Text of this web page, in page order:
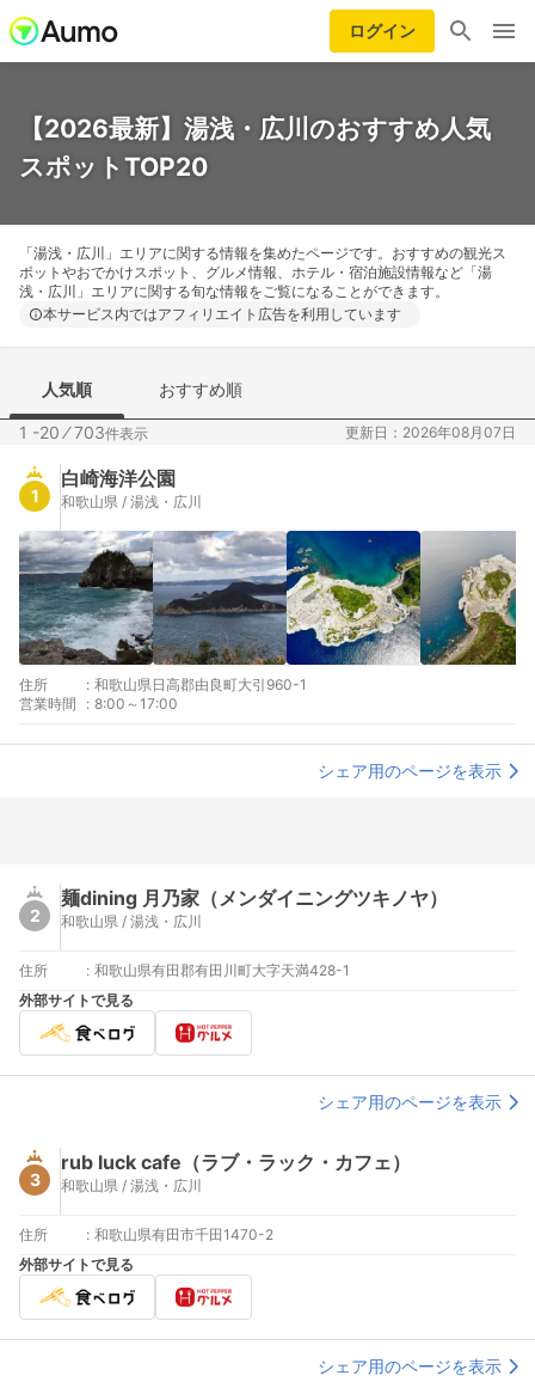
ログイン
【2026最新】湯浅・広川のおすすめ人気
スポットTOP20
「湯浅・広川」エリアに関する情報を集めたページです。おすすめの観光ス
ポットやおでかけスポット、グルメ情報、ホテル・宿泊施設情報など「湯
浅・広川」エリアに関する旬な情報をご覧になることができます。
本サービス内ではアフィリエイト広告を利用しています
人気順 おすすめ順
1 -20 ⁄703件表示 更新日：2026年08月07日
1
白崎海洋公園
和歌山県 / 湯浅・広川
住所 : 和歌山県日高郡由良町大引960-1
営業時間
: 8:00～17:00
シェア用のページを表示
2
麺dining 月乃家（メンダイニングツキノヤ）
和歌山県 / 湯浅・広川
住所 : 和歌山県有田郡有田川町大字天満428-1
外部サイトで見る
シェア用のページを表示
3
rub luck cafe（ラブ・ラック・カフェ）
和歌山県 / 湯浅・広川
住所 : 和歌山県有田市千田1470-2
外部サイトで見る
シェア用のページを表示